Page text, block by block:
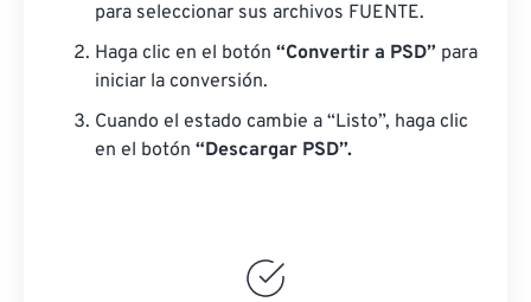
para seleccionar sus archivos FUENTE.
Haga clic en el botón “Convertir a PSD” para
iniciar la conversión.
Cuando el estado cambie a “Listo”, haga clic
en el botón “Descargar PSD”.